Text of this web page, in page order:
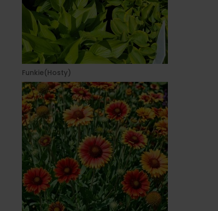
Funkie(Hosty)